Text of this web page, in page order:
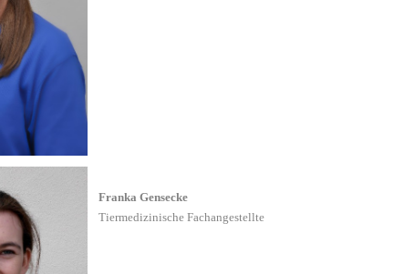
Franka Gensecke
Tiermedizinische Fachangestellte